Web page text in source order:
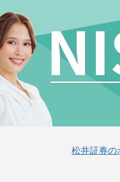
松井証券の